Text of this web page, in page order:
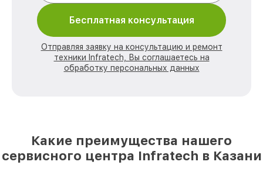
Бесплатная консультация
Отправляя заявку на консультацию и ремонт
техники Infratech, Вы соглашаетесь на
обработку персональных данных
Какие преимущества нашего
сервисного центра Infratech в Казани